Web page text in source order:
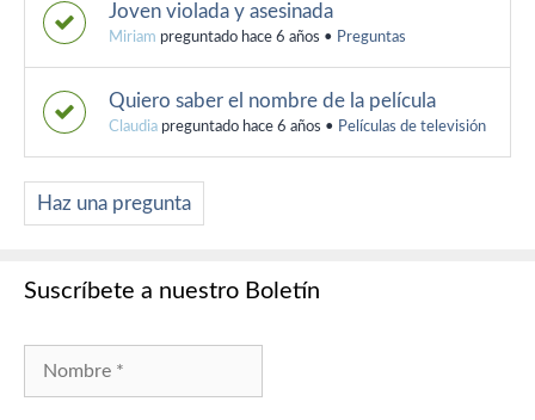
Joven violada y asesinada
Miriam preguntado hace 6 años • Preguntas
Quiero saber el nombre de la película
Claudia preguntado hace 6 años • Películas de televisión
Haz una pregunta
Suscríbete a nuestro Boletín